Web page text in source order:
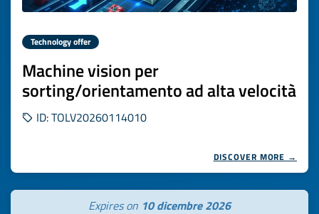
Technology offer
Machine vision per
sorting/orientamento ad alta velocità
ID: TOLV20260114010
DISCOVER MORE →
Expires on 10 dicembre 2026